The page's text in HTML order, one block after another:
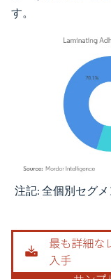
す。
画像 © Mordor
注記: 全個別セグ